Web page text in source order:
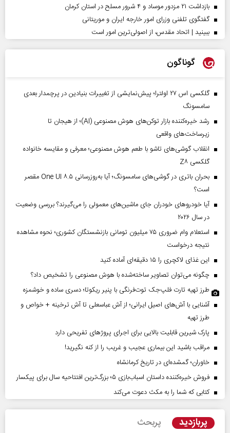
بازداشت ۲۱ مزدور موساد و ۴ شرور مسلح در استان کرمان
گفتگوی تلفنی وزرای امور خارجه ایران و موریتانی
ببینید | اتحاد مقدس، از اصولی‌ترین امور است
گوناگون
گلکسی اس ۲۷ اولترا؛ پیش‌نمایشی از تغییرات بنیادین در پرچمدار بعدی
سامسونگ
رشد خیره‌کننده بازار توکن‌های هوش مصنوعی (AI)؛ از هیجان تا
زیرساخت‌های واقعی
انقلاب گوشی‌های تاشو‌ با طعم هوش مصنوعی؛ معرفی و مقایسه خانواده
گلکسی Z۸
بحران باتری در گوشی‌های سامسونگ؛ آیا به‌روزرسانی One UI ۸.۵ مقصر
است؟
آیا خودروهای خودران جای ماشین‌های معمولی را می‌گیرند؟ بررسی وضعیت
در سال ۲۰۲۶
استعلام وام ضروری ۷۵ میلیون تومانی بازنشستگان کشوری؛ نحوه مشاهده
نتیجه درخواست
این غذای لاکچری را ۱۵ دقیقه‌ای آماده کنید
چگونه می‌توان تصاویر ساخته‌شده با هوش مصنوعی را تشخیص داد؟
طرز تهیه تارت فلپ‌جک توت‌فرنگی با پنیر ریکوتا؛ دسری ساده و خوشمزه
آشنایی با آش‌های اصیل ایرانی؛ از آش عباسعلی تا آش ترخینه + خواص و
طرز تهیه
پارک شیرین قابلیت‌ بالایی برای اجرای پروژهای تفریحی دارد
مراقب باشید این بیماری عجیب و غریب را از کنه نگیرید!
خاوران؛ گمشده‌ای در تاریخ کرمانشاه
فروش خیره‌کننده داستان اسباب‌بازی ۵؛ بزرگ‌ترین افتتاحیه سال برای پیکسار
کتابی که شما را به مکث دعوت می‌کند
پربازدید پربحث